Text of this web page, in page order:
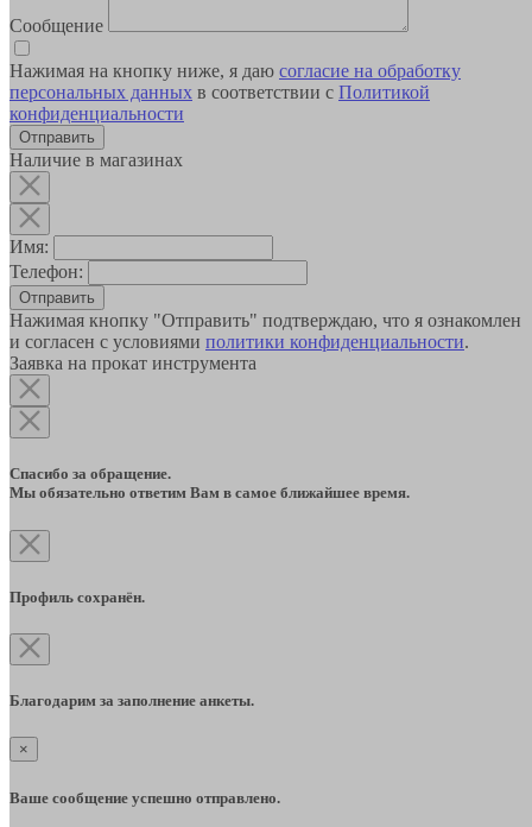
Сообщение
Нажимая на кнопку ниже, я даю согласие на обработку
персональных данных в соответствии с Политикой
конфиденциальности
Наличие в магазинах
Имя:
Телефон:
Отправить
Нажимая кнопку "Отправить" подтверждаю, что я ознакомлен
и согласен с условиями политики конфиденциальности.
Заявка на прокат инструмента
Спасибо за обращение.
Мы обязательно ответим Вам в самое ближайшее время.
Профиль сохранён.
Благодарим за заполнение анкеты.
×
Ваше сообщение успешно отправлено.